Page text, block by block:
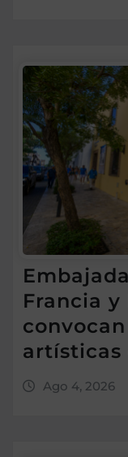
Francia y
artísticas
Ago 4, 2026